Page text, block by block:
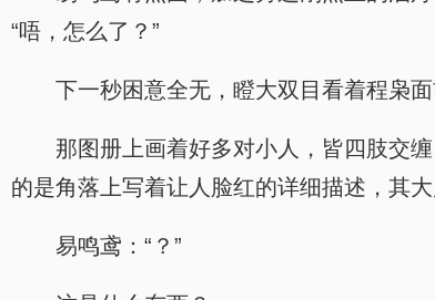
“唔，怎么了？”
下一秒困意全无，瞪大双目看着程枭
那图册上画着好多对小人，皆四肢交
的是角落上写着让人脸红的详细描述，其
易鸣鸢：“？”